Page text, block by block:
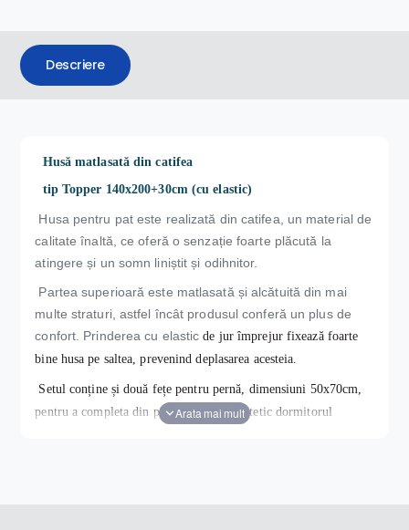
Descriere
Husă matlasată din catifea
tip Topper 140x200+30cm (cu elastic)
Husa pentru pat este realizată din catifea, un material de
calitate înaltă, ce oferă o senzație foarte plăcută la
atingere și un somn liniștit și odihnitor.
Partea superioară este matlasată și alcătuită din mai
multe straturi, astfel încât produsul conferă un plus de
confort. Prinderea cu elastic de jur împrejur fixează foarte
bine husa pe saltea, prevenind deplasarea acesteia.
Setul conține și două fețe pentru pernă, dimensiuni 50x70cm,
pentru a completa din punct de vedere estetic dormitorul